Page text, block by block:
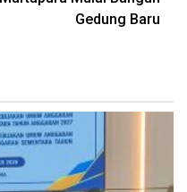
Gedung Baru